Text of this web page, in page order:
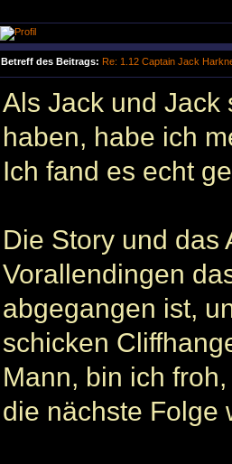
Betreff des Beitrags: Re: 1.12 Captain Jack
Als Jack und Jack
haben, habe ich
Ich fand es echt
Die Story und das
Vorallendingen
abgegangen ist,
schicken
Mann, bin ich
die nächste Folge